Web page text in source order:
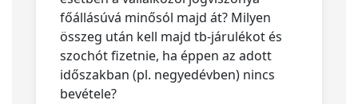
főállásúvá minősól majd át? Milyen
összeg után kell majd tb-járulékot és
szochót fizetnie, ha éppen az adott
időszakban (pl. negyedévben) nincs
bevétele?